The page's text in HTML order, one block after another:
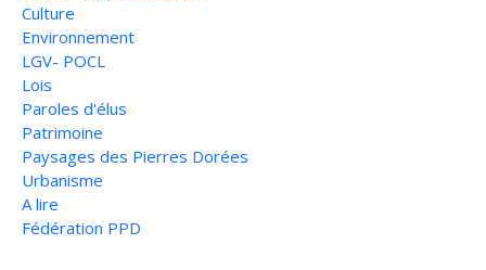
Culture
Environnement
LGV- POCL
Lois
Paroles d'élus
Patrimoine
Paysages des Pierres Dorées
Urbanisme
A lire
Fédération PPD